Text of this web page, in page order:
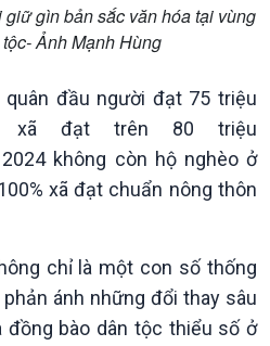
gìn bản sắc văn hóa tại vùng
Ảnh Mạnh Hùng
đầu người đạt 75 triệu
xã đạt trên 80 triệu
không còn hộ nghèo ở
xã đạt chuẩn nông thôn
chỉ là một con số thống
ánh những đổi thay sâu
bào dân tộc thiểu số ở